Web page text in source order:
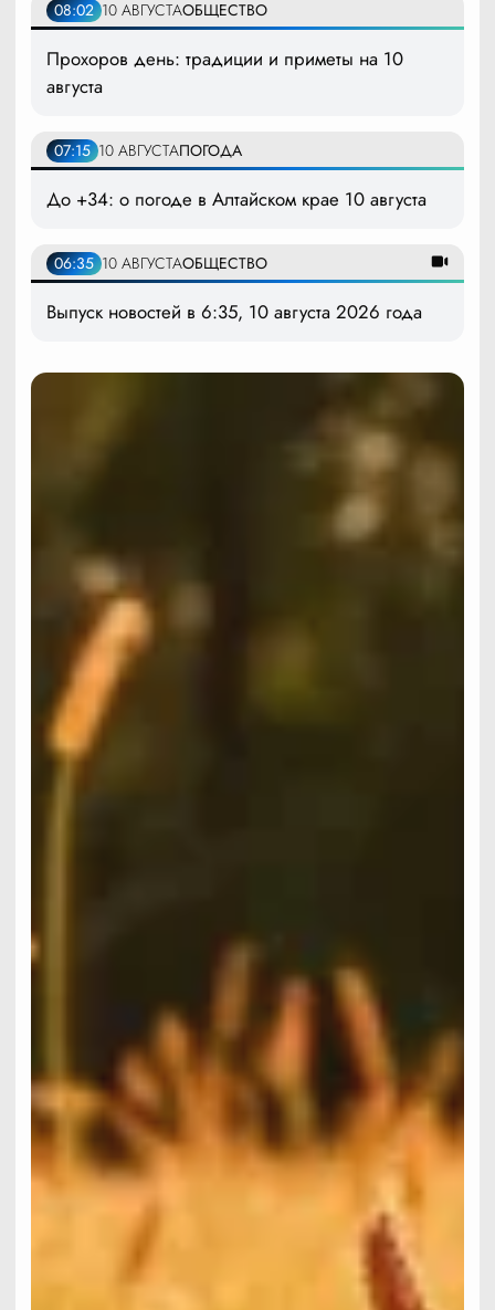
08:02 10 АВГУСТАОБЩЕСТВО
Прохоров день: традиции и приметы на 10
августа
07:15 10 АВГУСТАПОГОДА
До +34: о погоде в Алтайском крае 10 августа
06:35 10 АВГУСТАОБЩЕСТВО
Выпуск новостей в 6:35, 10 августа 2026 года